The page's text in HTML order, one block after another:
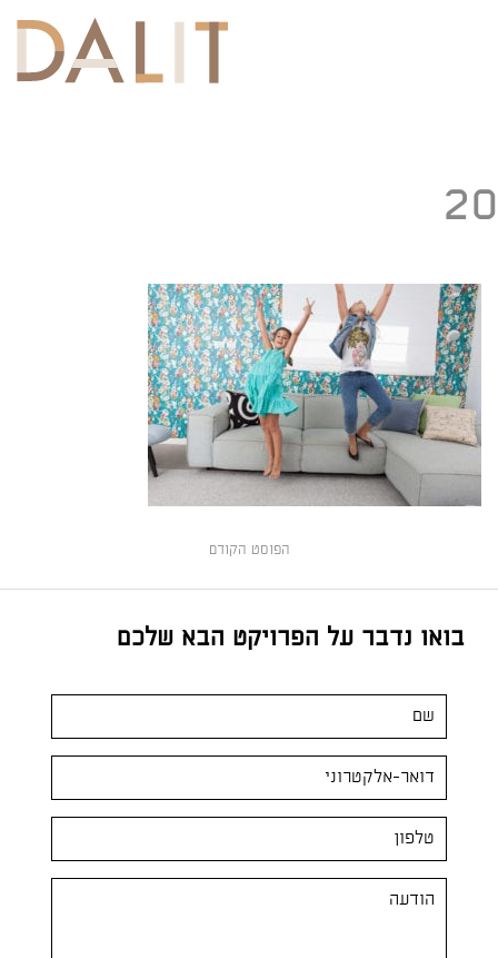
20
הפוסט הקודם
בואו נדבר על הפרויקט הבא שלכם